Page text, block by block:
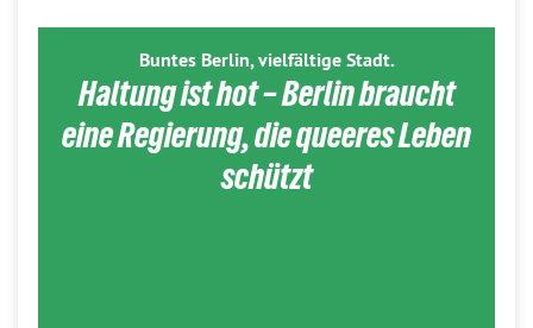
Buntes Berlin, vielfältige Stadt.
Haltung ist hot – Berlin braucht
eine Regierung, die queeres Leben
schützt